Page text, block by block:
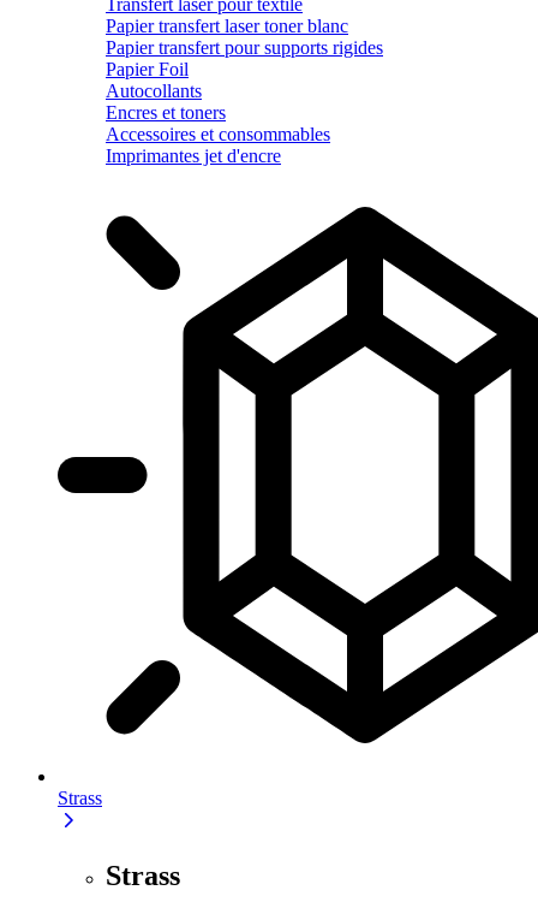
Papier transfert laser toner blanc
Papier transfert pour supports rigides
Papier Foil
Autocollants
Encres et toners
Accessoires et consommables
Imprimantes jet d'encre
Strass
Strass